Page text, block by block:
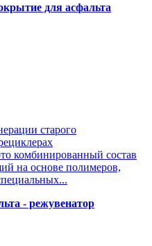
для асфальта
старого
комбинированный состав
на основе полимеров,
- режувенатор